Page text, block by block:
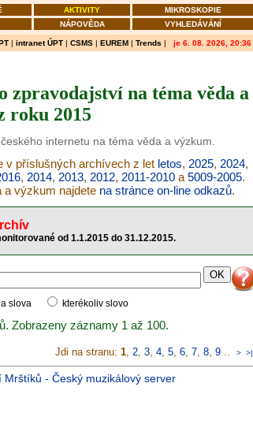
AKTIVITY
MIKROSKOPIE
NÁPOVĚDA VYHLEDÁVÁNÍ
| intranet ÚPT | CSMS | EUREM | Trends | je 6. 08. 2026, 20:36
zpravodajství na téma věda a
roku 2015
internetu na téma věda a výzkum.
v příslušných archívech z let letos, 2025, 2024,
, 2014, 2013, 2012, 2011-2010a 5009-2005.
a výzkum najdete na stránce on-line odkazů.
od 1.1.2015 do 31.12.2015.
slova kterékoliv slovo
Zobrazeny záznamy 1 až 100.
Jdi na stranu: 1, 2, 3, 4, 5, 6, 7, 8, 9 .. > >|
- Český muzikálový server